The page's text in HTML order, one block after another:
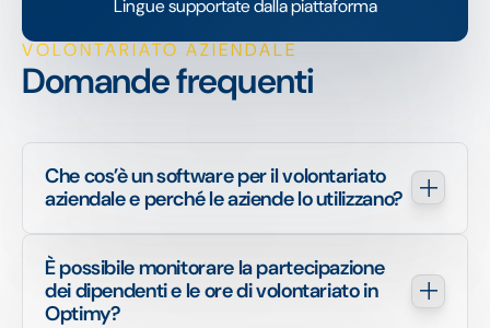
Lingue supportate dalla piattaforma
VOLONTARIATO AZIENDALE
Domande frequenti
Che cos’è un software per il volontariato
aziendale e perché le aziende lo utilizzano?
È possibile monitorare la partecipazione
dei dipendenti e le ore di volontariato in
Optimy?